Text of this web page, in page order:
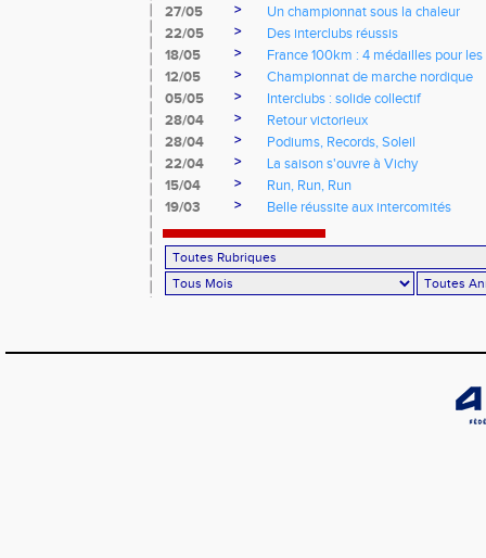
27/05
>
Un championnat sous la chaleur
22/05
>
Des interclubs réussis
18/05
>
France 100km : 4 médailles pour
12/05
>
Championnat de marche nordique
05/05
>
Interclubs : solide collectif
28/04
>
Retour victorieux
28/04
>
Podiums, Records, Soleil
22/04
>
La saison s'ouvre à Vichy
15/04
>
Run, Run, Run
19/03
> Belle réussite aux intercomités